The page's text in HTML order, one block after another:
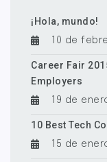
¡Hola, mundo!
10 de
Career Fair
Employers
19 de
10 Best Tech
15 de